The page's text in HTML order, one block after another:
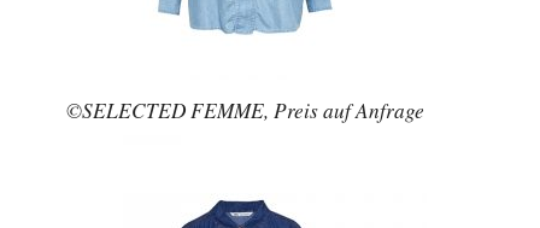
©SELECTED FEMME, Preis auf Anfrage